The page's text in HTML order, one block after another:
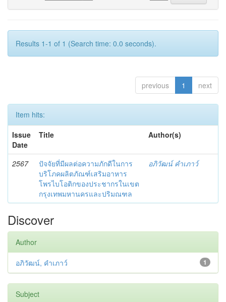
Results 1-1 of 1 (Search time: 0.0 seconds).
previous 1 next
Item hits:
Issue
Date
Title Author(s)
2567
ปัจจัยที่มีผลต่อความภักดีในการ
บริโภคผลิตภัณฑ์เสริมอาหาร
โพรไบโอติกของประชากรในเขต
กรุงเทพมหานครและปริมณฑล
อภิวัฒน์ คำเภาว์
Discover
Author
1
อภิวัฒน์, คำเภาว์
Subject